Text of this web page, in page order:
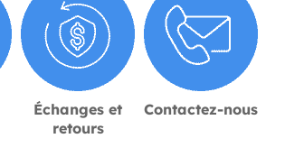
Échanges et
retours
Contactez-nous